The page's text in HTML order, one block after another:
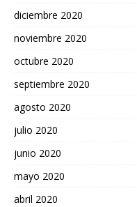
diciembre 2020
noviembre 2020
octubre 2020
septiembre 2020
agosto 2020
julio 2020
junio 2020
mayo 2020
abril 2020